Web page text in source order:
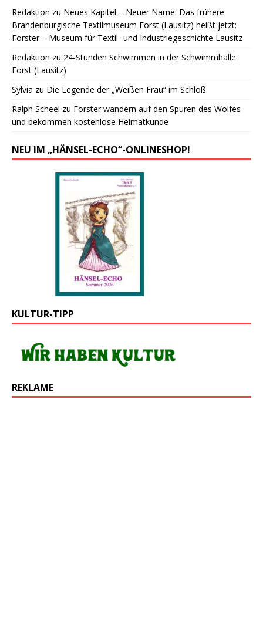
Redaktion zu Neues Kapitel – Neuer Name: Das frühere
Brandenburgische Textilmuseum Forst (Lausitz) heißt jetzt:
Forster – Museum für Textil- und Industriegeschichte Lausitz
Redaktion zu 24-Stunden Schwimmen in der Schwimmhalle
Forst (Lausitz)
Sylvia zu Die Legende der „Weißen Frau“ im Schloß
Ralph Scheel zu Forster wandern auf den Spuren des Wolfes
und bekommen kostenlose Heimatkunde
NEU IM „HÄNSEL-ECHO“-ONLINESHOP!
KULTUR-TIPP
REKLAME